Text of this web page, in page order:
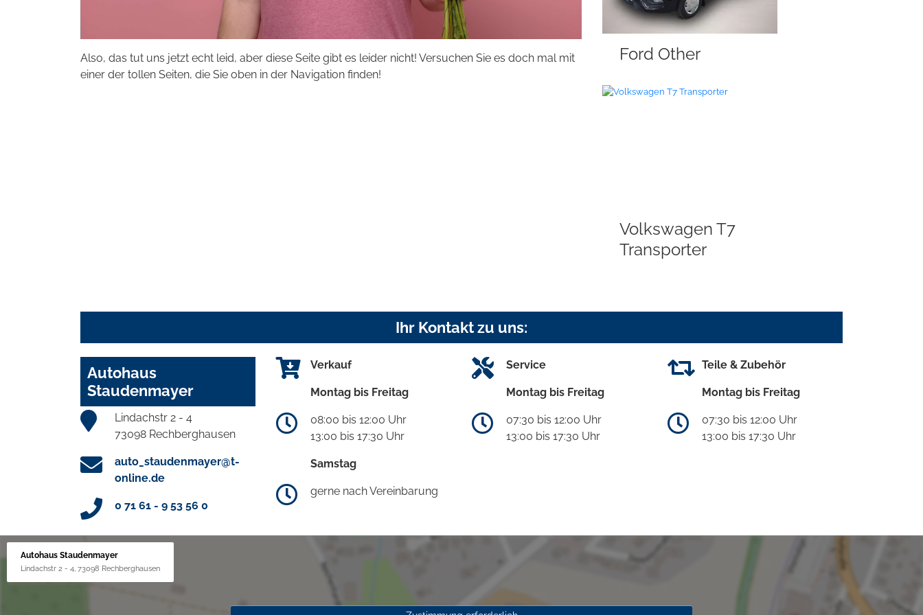
Also, das tut uns jetzt echt leid, aber diese Seite gibt es leider nicht! Versuchen Sie es doch mal mit
einer der tollen Seiten, die Sie oben in der Navigation finden!
Ford Other
Volkswagen T7
Transporter
Ihr Kontakt zu uns:
Autohaus
Staudenmayer
Lindachstr 2 - 4
73098 Rechberghausen
auto_staudenmayer@t-
online.de
0 71 61 - 9 53 56 0
Verkauf
Montag bis Freitag
08:00 bis 12:00 Uhr
13:00 bis 17:30 Uhr
Samstag
gerne nach Vereinbarung
Service
Montag bis Freitag
07:30 bis 12:00 Uhr
13:00 bis 17:30 Uhr
Teile & Zubehör
Montag bis Freitag
07:30 bis 12:00 Uhr
13:00 bis 17:30 Uhr
Autohaus Staudenmayer
Lindachstr 2 - 4, 73098 Rechberghausen